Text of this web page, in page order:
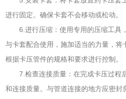
进行固定。确保卡套不会移动或松动。
6.进行压缩：使用专用的压缩工具
与卡套配合使用，施加适当的力量，将
根据卡压管件的规格和要求进行控制。
7.检查连接质量：在完成卡压过程
和连接质量。与管道连接的地方应密封